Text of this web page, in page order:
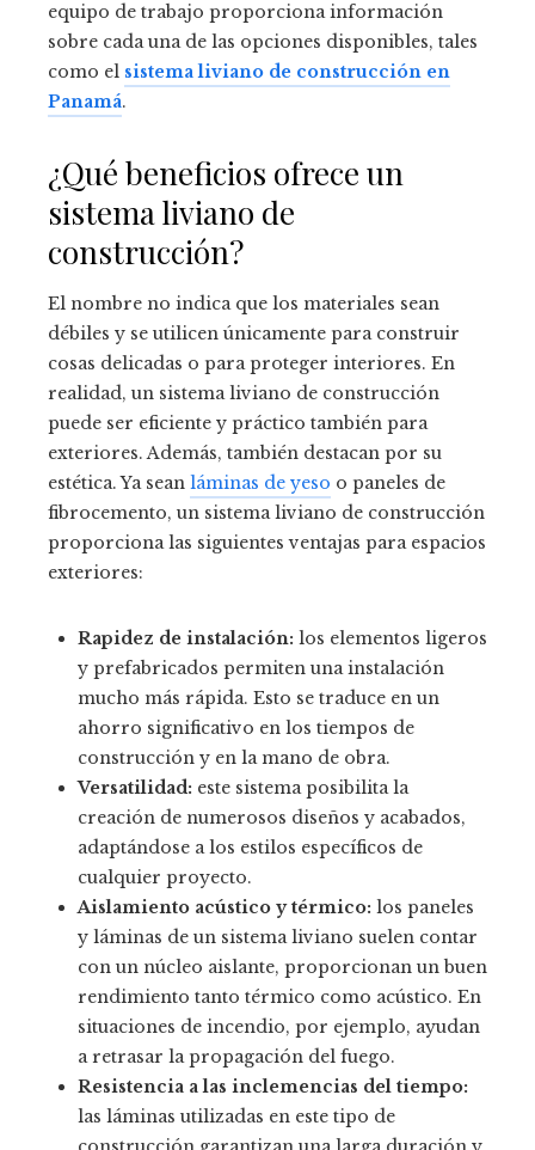
equipo de trabajo proporciona información
sobre cada una de las opciones disponibles, tales
como el sistema liviano de construcción en
Panamá.
¿Qué beneficios ofrece un
sistema liviano de
construcción?
El nombre no indica que los materiales sean
débiles y se utilicen únicamente para construir
cosas delicadas o para proteger interiores. En
realidad, un sistema liviano de construcción
puede ser eficiente y práctico también para
exteriores. Además, también destacan por su
estética. Ya sean láminas de yeso o paneles de
fibrocemento, un sistema liviano de construcción
proporciona las siguientes ventajas para espacios
exteriores:
Rapidez de instalación: los elementos ligeros
y prefabricados permiten una instalación
mucho más rápida. Esto se traduce en un
ahorro significativo en los tiempos de
construcción y en la mano de obra.
Versatilidad: este sistema posibilita la
creación de numerosos diseños y acabados,
adaptándose a los estilos específicos de
cualquier proyecto.
Aislamiento acústico y térmico: los paneles
y láminas de un sistema liviano suelen contar
con un núcleo aislante, proporcionan un buen
rendimiento tanto térmico como acústico. En
situaciones de incendio, por ejemplo, ayudan
a retrasar la propagación del fuego.
Resistencia a las inclemencias del tiempo:
las láminas utilizadas en este tipo de